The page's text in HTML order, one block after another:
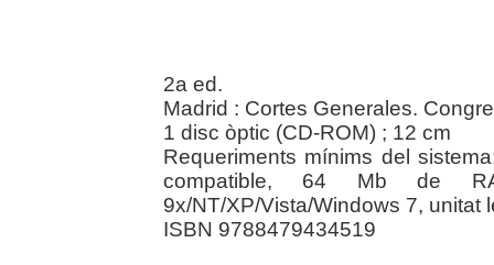
2a ed.
Madrid : Cortes Generales.
1 disc òptic (CD-ROM) ; 12 cm
Requeriments mínims del
compatible, 64 Mb de
9x/NT/XP/Vista/Windows 7, unitat
ISBN 9788479434519